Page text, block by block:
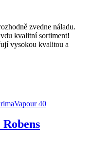
zvedne náladu.
kvalitní sortiment!
vysokou kvalitou a